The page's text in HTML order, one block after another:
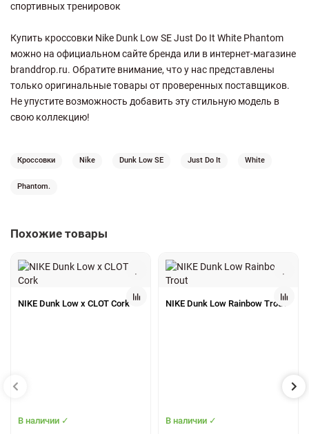
спортивных тренировок
Купить кроссовки Nike Dunk Low SE Just Do It White Phantom
можно на официальном сайте бренда или в интернет-магазине
branddrop.ru. Обратите внимание, что у нас представлены
только оригинальные товары от проверенных поставщиков.
Не упустите возможность добавить эту стильную модель в
свою коллекцию!
Кроссовки Nike Dunk Low SE Just Do It White
Phantom.
Похожие товары
NIKE Dunk Low x CLOT Cork
В наличии ✓
NIKE Dunk Low Rainbow Trout
В наличии ✓